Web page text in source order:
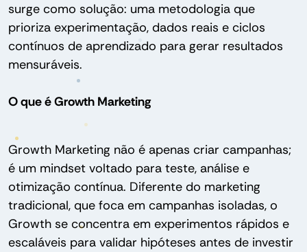
surge como solução: uma metodologia que
prioriza experimentação, dados reais e ciclos
contínuos de aprendizado para gerar resultados
mensuráveis.
O que é Growth Marketing
Growth Marketing não é apenas criar campanhas;
é um mindset voltado para teste, análise e
otimização contínua. Diferente do marketing
tradicional, que foca em campanhas isoladas, o
Growth se concentra em experimentos rápidos e
escaláveis para validar hipóteses antes de investir